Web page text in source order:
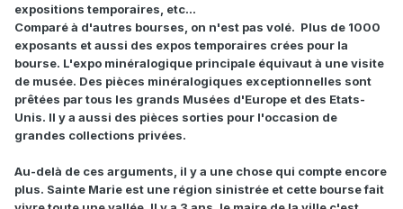
expositions temporaires, etc...
Comparé à d'autres bourses, on n'est pas volé. Plus de 1000
exposants et aussi des expos temporaires crées pour la
bourse. L'expo minéralogique principale équivaut à une visite
de musée. Des pièces minéralogiques exceptionnelles sont
prêtées par tous les grands Musées d'Europe et des Etats-
Unis. Il y a aussi des pièces sorties pour l'occasion de
grandes collections privées.
Au-delà de ces arguments, il y a une chose qui compte encore
plus. Sainte Marie est une région sinistrée et cette bourse fait